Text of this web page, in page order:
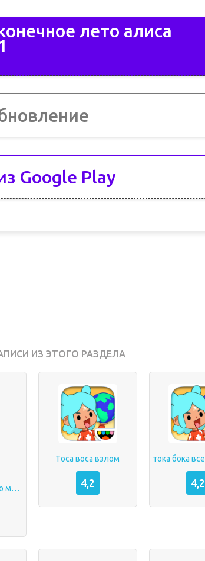
лето алиса
Google Play
ИЗ ЭТОГО РАЗДЕЛА
Бесконечное лето моды андроид
Tоса воса взлом
4,2 4,2